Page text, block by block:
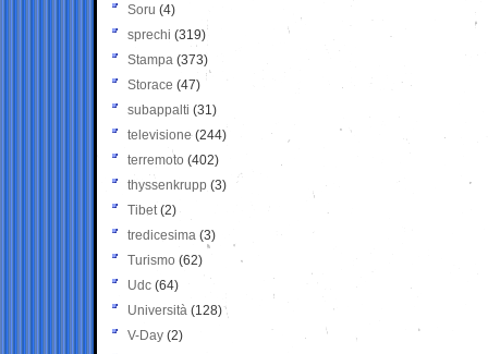
Soru (4)
sprechi (319)
Stampa (373)
Storace (47)
subappalti (31)
televisione(244)
terremoto (402)
thyssenkrupp (3)
Tibet(2)
tredicesima (3)
Turismo (62)
Udc (64)
Università (128)
V-Day (2)